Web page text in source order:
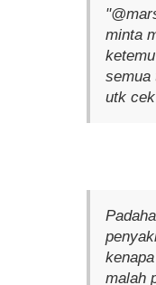
minta
semua
utk
malah